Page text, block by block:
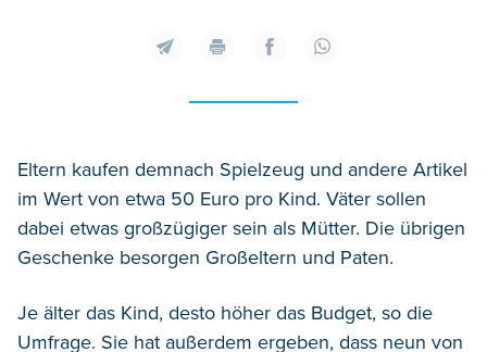
Eltern kaufen demnach Spielzeug und andere Artikel
im Wert von etwa 50 Euro pro Kind. Väter sollen
dabei etwas großzügiger sein als Mütter. Die übrigen
Geschenke besorgen Großeltern und Paten.
Je älter das Kind, desto höher das Budget, so die
Umfrage. Sie hat außerdem ergeben, dass neun von